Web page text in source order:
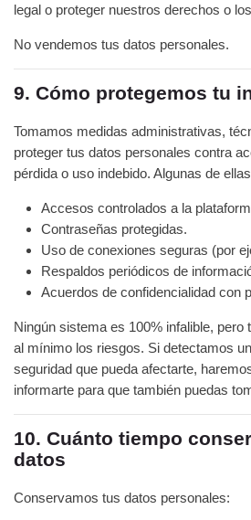
legal o proteger nuestros derechos o
No vendemos tus datos personales.
9. Cómo protegemos tu
Tomamos medidas administrativas,
proteger tus datos personales contra
pérdida o uso indebido. Algunas de
Accesos controlados a la
Contraseñas protegidas.
Uso de conexiones seguras (por
Respaldos periódicos de
Acuerdos de confidencialidad con
Ningún sistema es 100% infalible, pero
al mínimo los riesgos. Si detectamos
seguridad que pueda afectarte,
informarte para que también puedas
10. Cuánto tiempo
datos
Conservamos tus datos personales: